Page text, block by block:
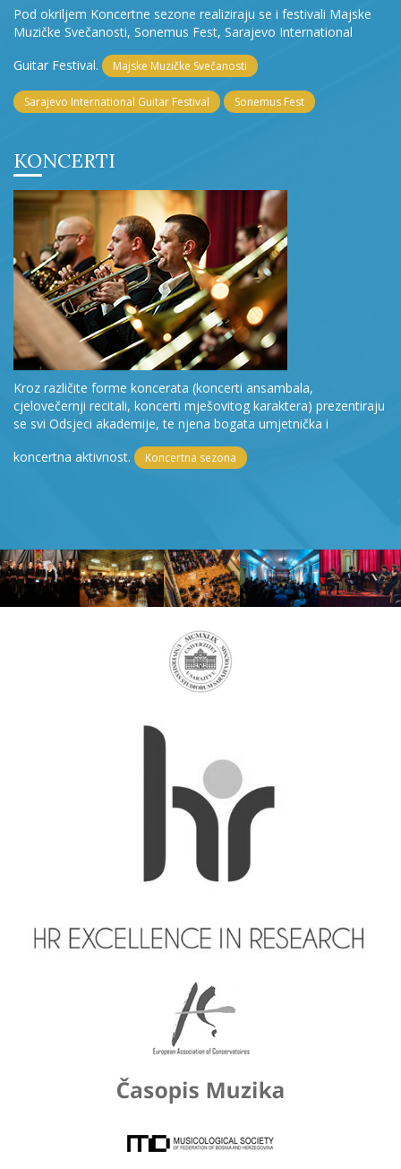
Pod okriljem Koncertne sezone realiziraju se i festivali Majske
Muzičke Svečanosti, Sonemus Fest, Sarajevo International
Guitar Festival.
Majske Muzičke Svečanosti
Sarajevo International Guitar Festival Sonemus Fest
KONCERTI
Kroz različite forme koncerata (koncerti ansambala,
cjelovečernji recitali, koncerti mješovitog karaktera) prezentiraju
se svi Odsjeci akademije, te njena bogata umjetnička i
koncertna aktivnost.
Koncertna sezona